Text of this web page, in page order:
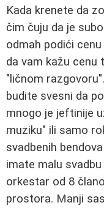
Kada krenete da
čim čuju da je
odmah podići
da vam kažu cenu
"ličnom
budite svesni da
mnogo je jeftinije
muziku" ili samo
svadbenih
imate malu
orkestar od 8
prostora. Manji